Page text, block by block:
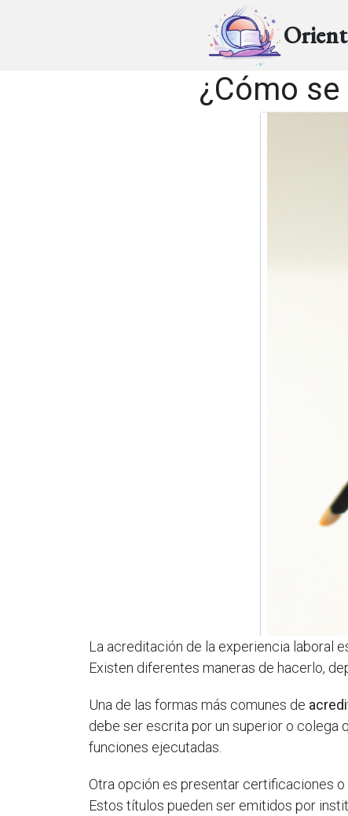
¿Cómo
La acreditación de la experiencia laboral
Existen diferentes maneras de hacerlo,
Una de las formas más comunes de
debe ser escrita por un superior o colega
funciones ejecutadas.
Otra opción es presentar certificaciones
Estos títulos pueden ser emitidos por